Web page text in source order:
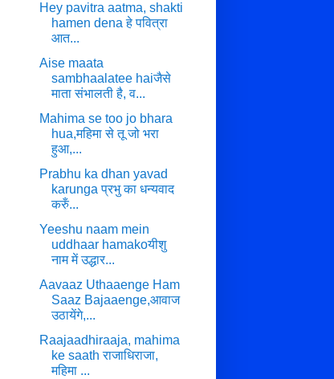
Hey pavitra aatma, shakti
hamen dena हे पवित्रा
आत...
Aise maata
sambhaalatee haiजैसे
माता संभालती है, व...
Mahima se too jo bhara
hua,महिमा से तू जो भरा
हुआ,...
Prabhu ka dhan yavad
karunga प्रभु का धन्यवाद
करुँ...
Yeeshu naam mein
uddhaar hamakoयीशु
नाम में उद्धार...
Aavaaz Uthaaenge Ham
Saaz Bajaaenge,आवाज
उठायेंगे,...
Raajaadhiraaja, mahima
ke saath राजाधिराजा,
महिमा ...